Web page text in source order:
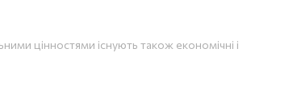
цінностями існують також економічні і